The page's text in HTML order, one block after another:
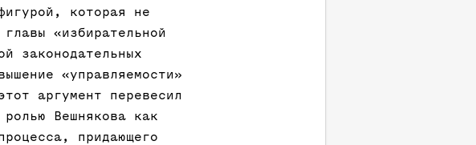
которая не
«избирательной
законодательных
«управляемости»
аргумент перевесил
Вешнякова как
придающего